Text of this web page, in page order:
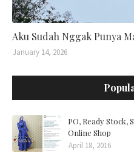
Aku Sudah Nggak Punya
January 14, 2026
PO, Ready Stock,
Online Shop
April 18, 2016